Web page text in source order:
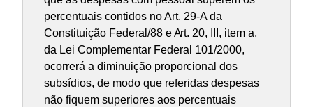
percentuais contidos no Art. 29-A da
Constituição Federal/88 e Art. 20, III, item a,
da Lei Complementar Federal 101/2000,
ocorrerá a diminuição proporcional dos
subsídios, de modo que referidas despesas
não fiquem superiores aos percentuais